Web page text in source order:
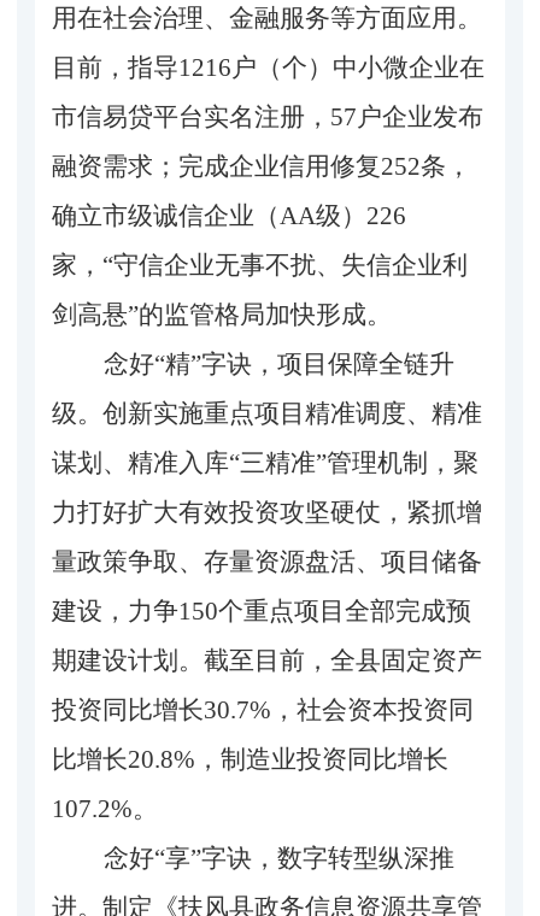
用在社会治理、金融服务等方面应用 。
目前，指导1216户（个）中小微企业在
市信易贷平台实名注册， 57户企业发布
融资需求 ；完成企业信用修复252条 ，
确立市级诚信企业 （AA级） 226
家 ， “守信企业无事不扰、失信企业利
剑高悬”的监管格局加快形成。
念好“精”字诀，项目保障全链升
级。 创新实施重点项目精准调度、精准
谋划、精准入库“三精准”管理机制，聚
力打好扩大有效投资攻坚硬仗，紧抓增
量政策争取、存量资源盘活、项目储备
建设 ， 力争150个重点项目全部完成预
期建设计划 。截至目前， 全县固定资产
投资同比增长30.7% ， 社会资本投资同
比增长20.8%，制造业投资同比增长
107.2%。
念好“享”字诀，数字转型纵深推
进。 制定《扶风县政务信息资源共享管